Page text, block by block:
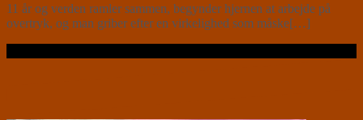
11 år og verden ramler sammen, begynder hjernen at arbejde på
overtryk, og man griber efter en virkelighed som måske[…]